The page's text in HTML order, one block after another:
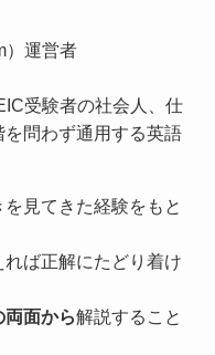
）運営者
受験者の社会人、仕
問わず通用する英語
見てきた経験をもと
れば正解にたどり着け
面から解説すること